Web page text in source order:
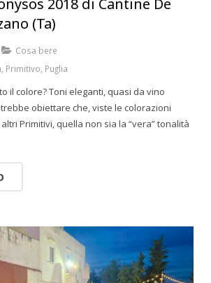
(Ta)
Cosa bere
Primitivo Puglia
il colore? Toni eleganti, quasi da vino
obiettare che, viste le colorazioni
Primitivi, quella non sia la “vera” tonalità